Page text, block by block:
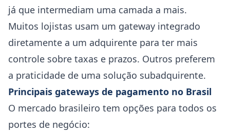
já que intermediam uma camada a mais.
Muitos lojistas usam um gateway integrado
diretamente a um adquirente para ter mais
controle sobre taxas e prazos. Outros preferem
a praticidade de uma solução subadquirente.
Principais gateways de pagamento no Brasil
O mercado brasileiro tem opções para todos os
portes de negócio: